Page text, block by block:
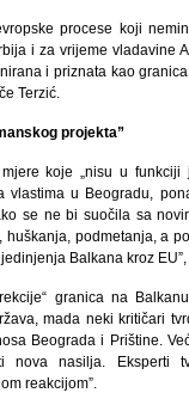
procese koji
i za vrijeme vladavine
i priznata kao
Terzić.
projekta”
koje „nisu u
vlastima u Beogradu,
se ne bi suočila sa
huškanja, podmetanja, a
Balkana kroz EU”,
granica na
mada neki kritičari
Beograda i Prištine.
nova nasilja. Eksperti
reakcijom”.